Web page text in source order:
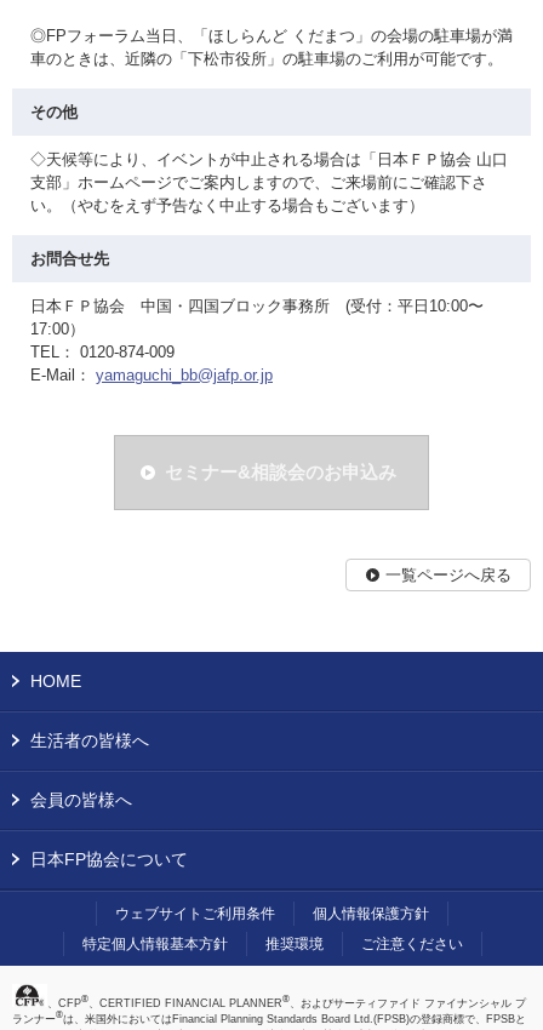
◎FPフォーラム当日、「ほしらんど くだまつ」の会場の駐車場が満
車のときは、近隣の「下松市役所」の駐車場のご利用が可能です。
その他
◇天候等により、イベントが中止される場合は「日本ＦＰ協会 山口
支部」ホームページでご案内しますので、ご来場前にご確認下さ
い。（やむをえず予告なく中止する場合もございます）
お問合せ先
日本ＦＰ協会 中国・四国ブロック事務所 (受付：平日10:00〜
17:00）
TEL： 0120-874-009
E-Mail： yamaguchi_bb@jafp.or.jp
セミナー&相談会のお申込み
一覧ページへ戻る
HOME
生活者の皆様へ
会員の皆様へ
日本FP協会について
ウェブサイトご利用条件
個人情報保護方針
特定個人情報基本方針
推奨環境 ご注意ください
、CFP®、CERTIFIED FINANCIAL PLANNER®、およびサーティファイド ファイナンシャル プ
ランナー®は、米国外においてはFinancial Planning Standards Board Ltd.(FPSB)の登録商標で、FPSBと